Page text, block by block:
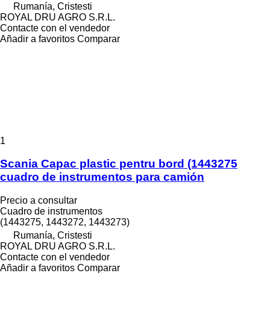
Rumanía, Cristesti
ROYAL DRU AGRO S.R.L.
Contacte con el vendedor
Añadir a favoritos Comparar
1
Scania Capac plastic pentru bord (1443275
cuadro de instrumentos para camión
Precio a consultar
Cuadro de instrumentos
(1443275, 1443272, 1443273)
Rumanía, Cristesti
ROYAL DRU AGRO S.R.L.
Contacte con el vendedor
Añadir a favoritos Comparar